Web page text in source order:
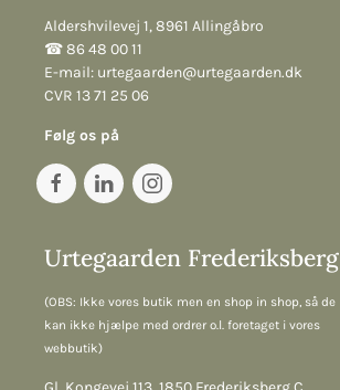
Aldershvilevej 1, 8961 Allingåbro
☎︎ 86 48 00 11
E-mail: urtegaarden@urtegaarden.dk
CVR 13 71 25 06
Følg os på
Urtegaarden Frederiksberg
(OBS: Ikke vores butik men en shop in shop, så de
kan ikke hjælpe med ordrer o.l. foretaget i vores
webbutik)